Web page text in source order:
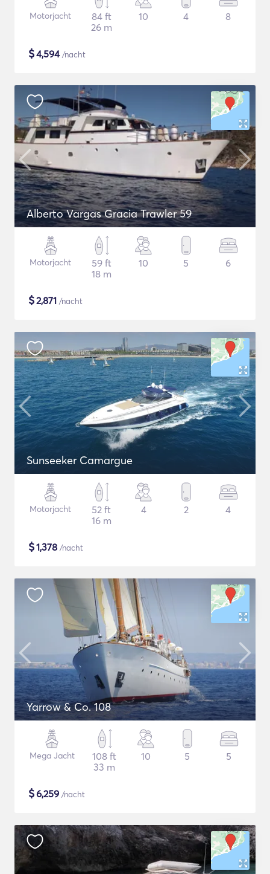
Motorjacht
84 ft
26 m
10 4 8
$4,594/nacht
Alberto Vargas Gracia Trawler 59
Motorjacht
59 ft
18 m
10 5 6
$2,871 /nacht
Sunseeker Camargue
Motorjacht
52 ft
16 m
4 2 4
$1,378 /nacht
Yarrow & Co. 108
Mega Jacht
108 ft
33 m
10 5 5
$6,259 /nacht